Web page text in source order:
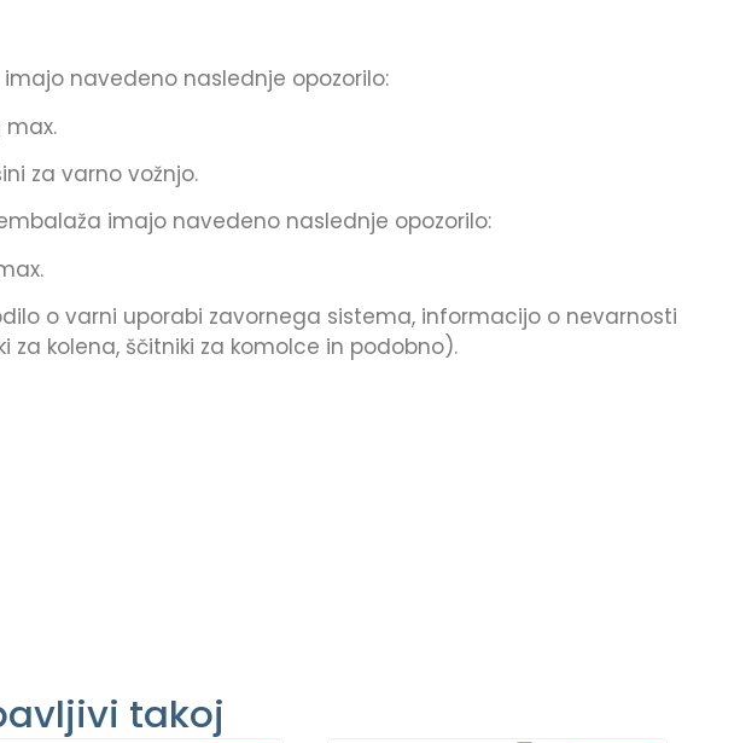
navedeno naslednje opozorilo:
max.
za varno vožnjo.
imajo navedeno naslednje opozorilo:
o varni uporabi zavornega sistema, informacijo o nevarnosti
kolena, ščitniki za komolce in podobno).
takoj